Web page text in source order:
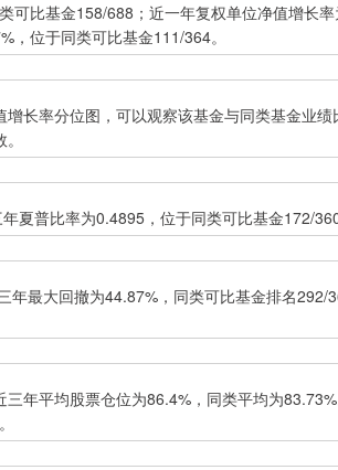
可比基金158/688；近一年复权单位净值增长
，位于同类可比基金111/364。
率分位图，可以观察该基金与同类基金业绩
普比率为0.4895，位于同类可比基金172/360
最大回撤为44.87%，同类可比基金排名292/
年平均股票仓位为86.4%，同类平均为